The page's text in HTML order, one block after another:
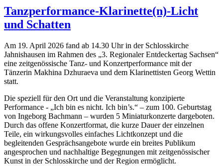
Tanzperformance-Klarinette(n)-Licht
und Schatten
Am 19. April 2026 fand ab 14.30 Uhr in der Schlosskirche
Jahnishausen im Rahmen des „3. Regionaler Entdeckertag Sachsen“
eine zeitgenössische Tanz- und Konzertperformance mit der
Tänzerin Makhina Dzhuraeva und dem Klarinettisten Georg Wettin
statt.
Die speziell für den Ort und die Veranstaltung konzipierte
Performance - „Ich bin es nicht. Ich bin’s.“ – zum 100. Geburtstag
von Ingeborg Bachmann – wurden 5 Miniaturkonzerte dargeboten.
Durch das offene Konzertformat, die kurze Dauer der einzelnen
Teile, ein wirkungsvolles einfaches Lichtkonzept und die
begleitenden Gesprächsangebote wurde ein breites Publikum
angesprochen und nachhaltige Begegnungen mit zeitgenössischer
Kunst in der Schlosskirche und der Region ermöglicht.